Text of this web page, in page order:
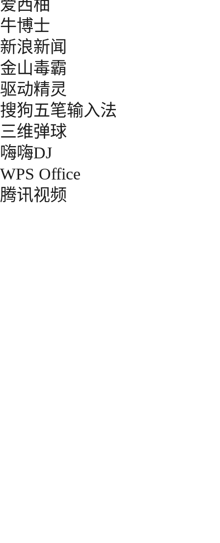
爱西柚
牛博士
新浪新闻
金山毒霸
驱动精灵
搜狗五笔输入法
三维弹球
嗨嗨DJ
WPS Office
腾讯视频